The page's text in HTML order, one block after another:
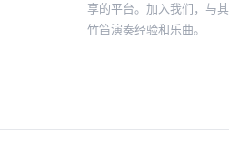
享的平台。加入我们，与
竹笛演奏经验和乐曲。